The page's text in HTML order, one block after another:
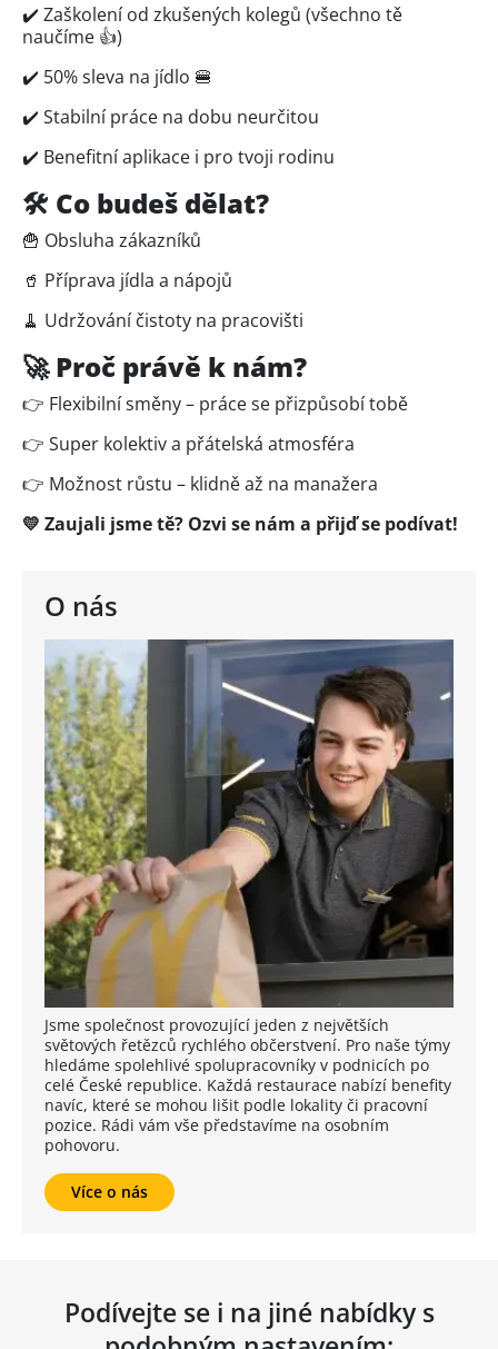
O nás
Jsme společnost provozující jeden z největších
světových řetězců rychlého občerstvení. Pro naše týmy
hledáme spolehlivé spolupracovníky v podnicích po
celé České republice. Každá restaurace nabízí benefity
navíc, které se mohou lišit podle lokality či pracovní
pozice. Rádi vám vše představíme na osobním
pohovoru.
Více o nás
✔️ Zaškolení od zkušených kolegů (všechno tě
naučíme 👍)
✔️ 50% sleva na jídlo 🍔
✔️ Stabilní práce na dobu neurčitou
✔️ Benefitní aplikace i pro tvoji rodinu
🛠 Co budeš dělat?
🍟 Obsluha zákazníků
🥤 Příprava jídla a nápojů
🧹 Udržování čistoty na pracovišti
🚀 Proč právě k nám?
👉 Flexibilní směny – práce se přizpůsobí tobě
👉 Super kolektiv a přátelská atmosféra
👉 Možnost růstu – klidně až na manažera
💛 Zaujali jsme tě? Ozvi se nám a přijď se podívat!
Podívejte se i na jiné nabídky s